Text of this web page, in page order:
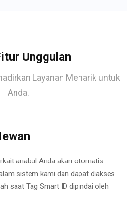
Unggulan
Layanan Menarik untuk
Anda.
anabul Anda akan otomatis
sistem kami dan dapat diakses
saat Tag Smart ID dipindai oleh